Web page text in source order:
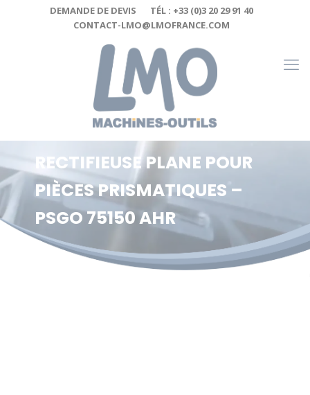
DEMANDE DE DEVIS
TÉL : +33 (0)3 20 29 91 40
CONTACT-LMO@LMOFRANCE.COM
RECTIFIEUSE PLANE POUR
PIÈCES PRISMATIQUES –
PSGO 75150 AHR
Cookies management panel